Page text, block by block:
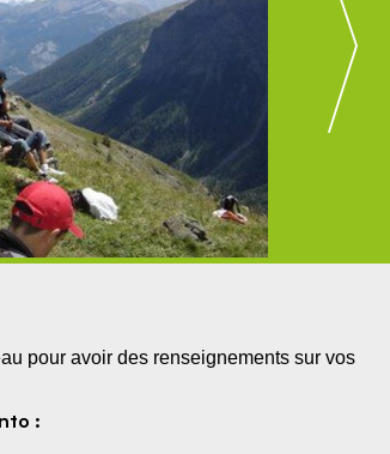
pour avoir des renseignements sur vos
: